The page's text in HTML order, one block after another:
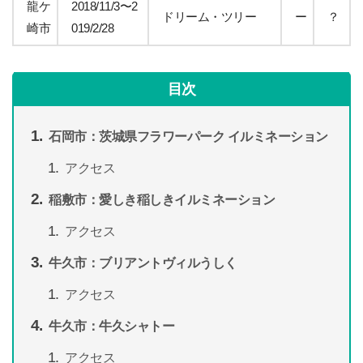
龍ケ
崎市
2018/11/3〜2
019/2/28
ドリーム・ツリー ー ？
目次
石岡市：茨城県フラワーパーク イルミネーション
アクセス
稲敷市：愛しき稲しきイルミネーション
アクセス
牛久市：ブリアントヴィルうしく
アクセス
牛久市：牛久シャトー
アクセス